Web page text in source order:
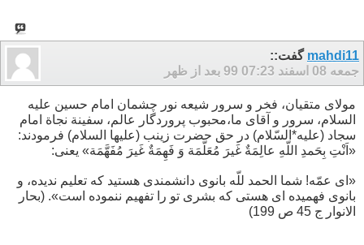
mahdi11 گفت::
جمعه 08 اسفند 99
07:23 بعد از ظهر
مولای متقیان، فخر و سرور شیعه نور چشمان امام حسین علیه
السلام، سرور و آقای ما،محبوب پروردگار عالم، سفینة نجاة امام
سجاد (علیه*السّلام) در حق حضرت زینب (علیها السلام) فرمودند:
«اَنْتِ بِحَمدِ اللّهِ عالِمَةٌ غَیرَ مُعَلَّمَة وَ فَهِمَةٌ غَیرَ مُفَهَّمَة» یعنى:
«اى عمّه! شما الحمد للّه بانوى دانشمندى هستید كه تعلیم ندیده، و
بانوى فهمیده اى هستى كه بشرى تو را تفهیم ننموده است». (بحار
الانوار ج 45 ص 199)